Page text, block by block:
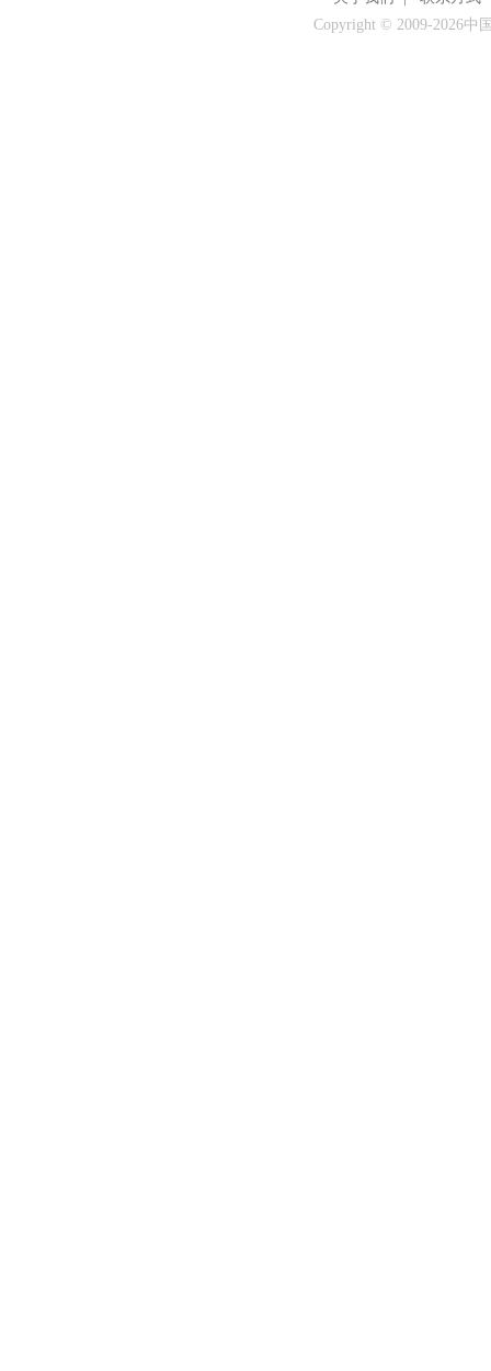
Copyright © 2009-2026中